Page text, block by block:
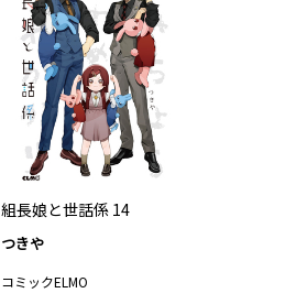
組長娘と世話係 14
つきや
コミックELMO